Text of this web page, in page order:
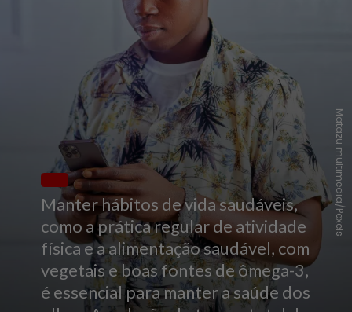
Manter hábitos de vida saudáveis,
como a prática regular de atividade
física e a alimentação saudável, com
vegetais e boas fontes de ômega-3,
é essencial para manter a saúde dos
Matazu multimedia/Pexels